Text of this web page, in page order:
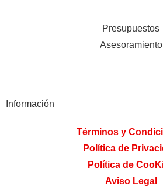
Presupuestos
Asesoramiento
Información
Términos y
Política de
Política de
Aviso Legal